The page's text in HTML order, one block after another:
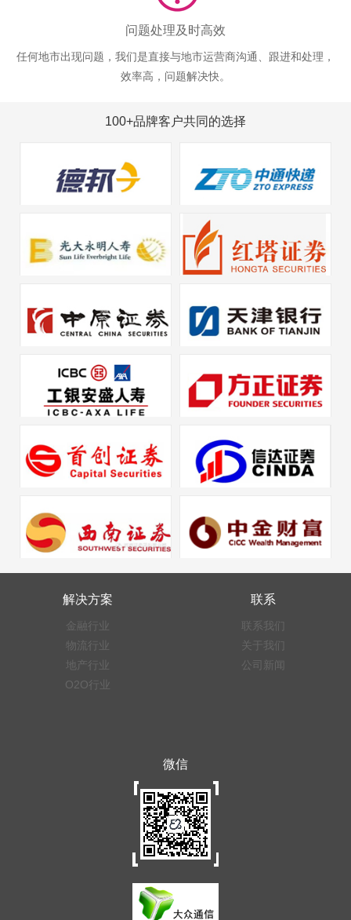
问题处理及时高效
任何地市出现问题，我们是直接与地市运营商沟通、跟进和处理，
效率高，问题解决快。
100+品牌客户共同的选择
解决方案
金融行业
物流行业
地产行业
O2O行业
联系
联系我们
关于我们
公司新闻
微信